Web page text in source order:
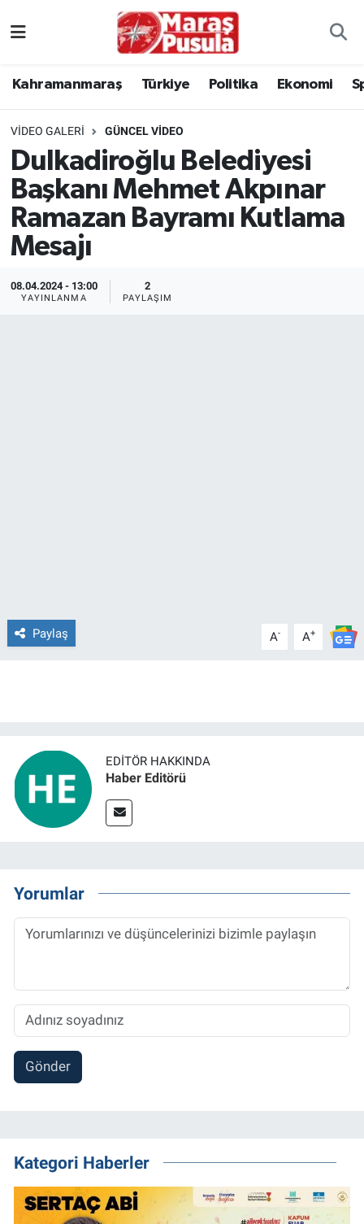
Kahramanmaraş Türkiye Politika Ekonomi
VIDEO GALERI GÜNCEL VIDEO
Dulkadiroğlu Belediyesi
Başkanı Mehmet Akpınar
Ramazan Bayramı Kutlama
Mesajı
08.04.2024 - 13:00
YAYINLANMA
2
PAYLAŞIM
Paylaş A- A+
EDITÖR HAKKINDA
Haber Editörü
Yorumlar
Gönder
Kategori Haberler
Politika
Ekonomi
ÇEVRE
BİLİM VE TEKNOLOJİ
Güvenlik
İstanbul Namaz Vakitleri
İstanbul Trafik Yoğunluk Haritası
Süper Lig Puan Durumu ve Fikstür